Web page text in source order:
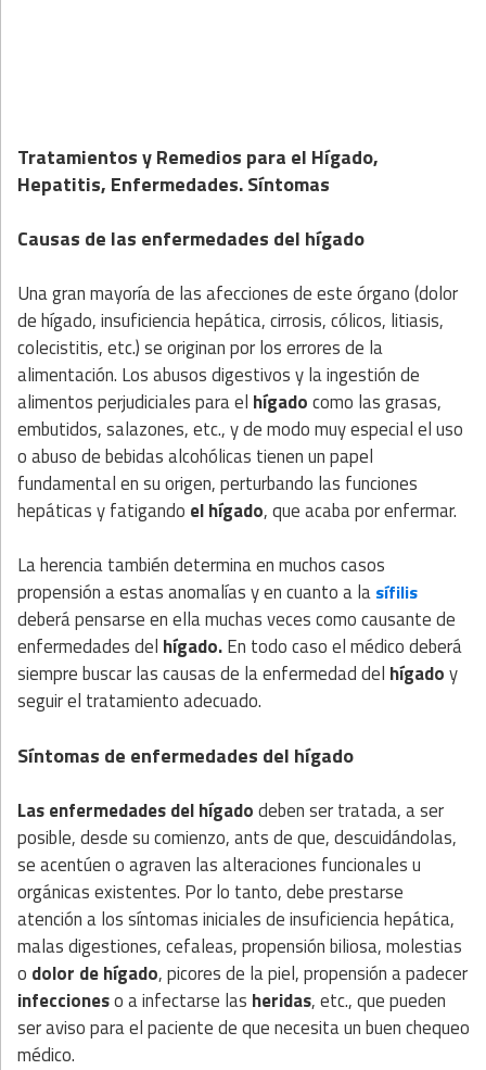
Tratamientos y Remedios para el Hígado,
Hepatitis, Enfermedades. Síntomas
Causas de las enfermedades del hígado
Una gran mayoría de las afecciones de este órgano (dolor
de hígado, insuficiencia hepática, cirrosis, cólicos, litiasis,
colecistitis, etc.) se originan por los errores de la
alimentación. Los abusos digestivos y la ingestión de
alimentos perjudiciales para el hígadocomo las grasas,
embutidos, salazones, etc., y de modo muy especial el uso
o abuso de bebidas alcohólicas tienen un papel
fundamental en su origen, perturbando las funciones
hepáticas y fatigando el hígado, que acaba por enfermar.
La herencia también determina en muchos casos
propensión a estas anomalías y en cuanto a la sífilis
deberá pensarse en ella muchas veces como causante de
enfermedades del hígado.En todo caso el médico deberá
siempre buscar las causas de la enfermedad del hígadoy
seguir el tratamiento adecuado.
Síntomas de enfermedades del hígado
Las enfermedades del hígadodeben ser tratada, a ser
posible, desde su comienzo, ants de que, descuidándolas,
se acentúen o agraven las alteraciones funcionales u
orgánicas existentes. Por lo tanto, debe prestarse
atención a los síntomas iniciales de insuficiencia hepática,
malas digestiones, cefaleas, propensión biliosa, molestias
o dolor dehígado, picores de la piel, propensión a padecer
infeccioneso a infectarse las heridas, etc., que pueden
ser aviso para el paciente de que necesita un buen chequeo
médico.